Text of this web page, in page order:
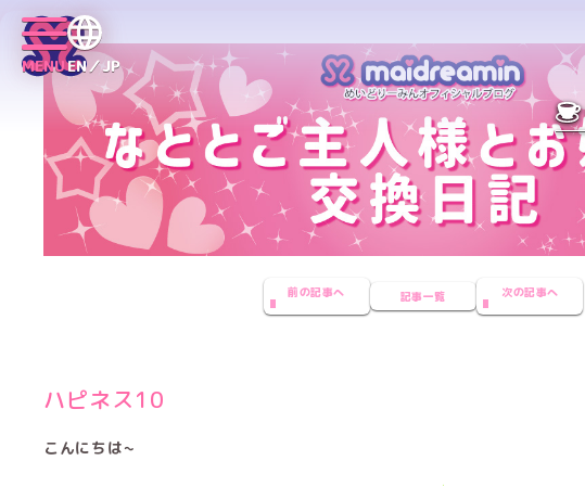
MENUEN／JP
前の記事へ 記事一覧 次の記事へ
ハピネス10
こんにちは~